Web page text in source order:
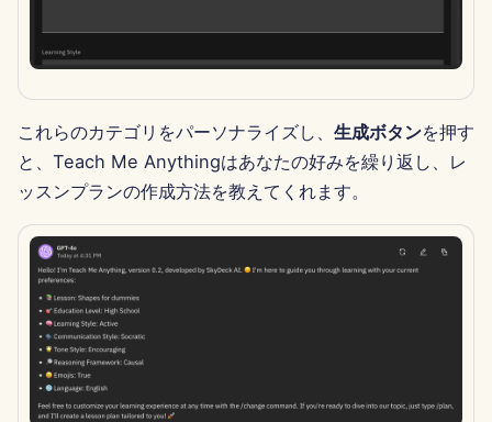
2025年1月31日
2025年1月17日
2025年1月10日
2025年1月3日
2024年12月27日
2024年12月20日
これらのカテゴリをパーソナライズし、 生成ボタンを押す
と、Teach Me Anythingはあなたの好みを繰り返し、レ
ッスンプランの作成方法を教えてくれます。